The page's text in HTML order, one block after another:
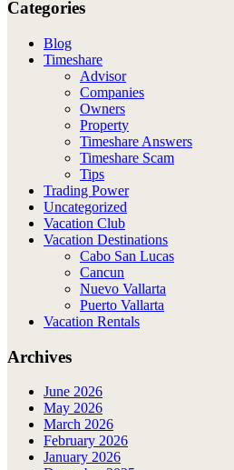
Categories
Blog
Timeshare
Advisor
Companies
Owners
Property
Timeshare Answers
Timeshare Scam
Tips
Trading Power
Uncategorized
Vacation Club
Vacation Destinations
Cabo San Lucas
Cancun
Nuevo Vallarta
Puerto Vallarta
Vacation Rentals
Archives
June 2026
May 2026
March 2026
February 2026
January 2026